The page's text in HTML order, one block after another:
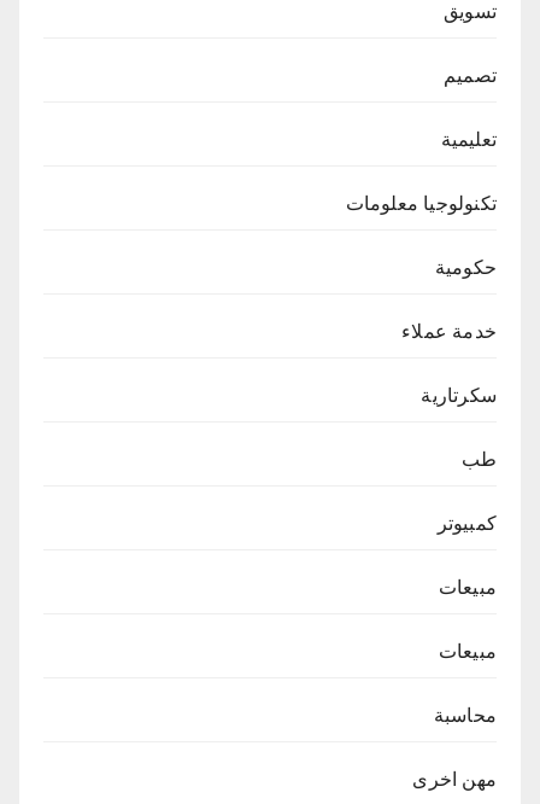
تسويق
تصميم
تعليمية
تكنولوجيا معلومات
حكومية
خدمة عملاء
سكرتارية
طب
كمبيوتر
مبيعات
مبيعات
محاسبة
مهن اخرى